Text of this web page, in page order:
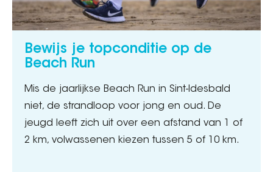
Bewijs je topconditie op de
Beach Run
Mis de jaarlijkse Beach Run in Sint-Idesbald
niet, de strandloop voor jong en oud. De
jeugd leeft zich uit over een afstand van 1 of
2 km, volwassenen kiezen tussen 5 of 10 km.